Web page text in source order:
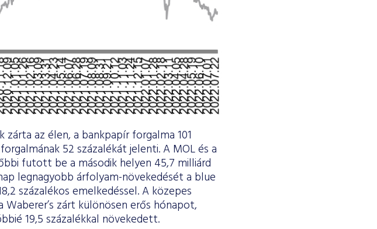
az élen, a bankpapír forgalma 101
52 százalékát jelenti. A MOL és a
futott be a második helyen 45,7 milliárd
legnagyobb árfolyam-növekedését a blue
százalékos emelkedéssel. A közepes
zárt különösen erős hónapot,
19,5 százalékkal növekedett.